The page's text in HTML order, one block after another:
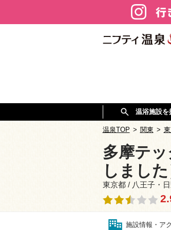
温浴施設を
温泉TOP > 関東 >
多摩テ
しました
東京都 / 八王子・
施設情報・ア